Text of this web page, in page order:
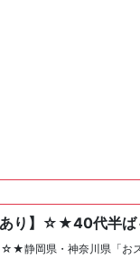
あり】☆★40代半ば
☆★静岡県・神奈川県「